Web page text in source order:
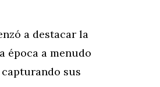
a destacar la
época a menudo
sus